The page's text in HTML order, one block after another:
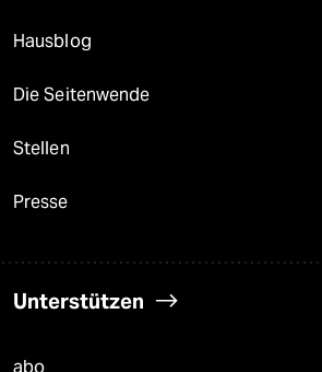
Hausblog
Die Seitenwende
Stellen
Presse
Unterstützen
abo